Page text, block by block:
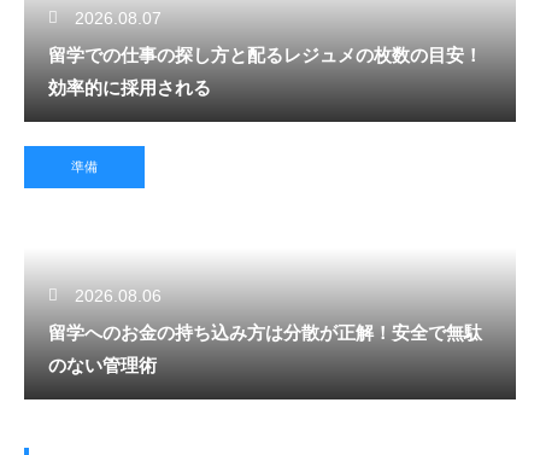
2026.08.07
留学での仕事の探し方と配るレジュメの枚数の目安！
効率的に採用される
準備
2026.08.06
留学へのお金の持ち込み方は分散が正解！安全で無駄
のない管理術